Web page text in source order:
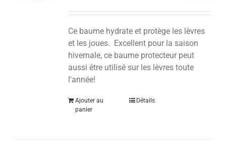
Ce baume hydrate et protège les lèvres
et les joues. Excellent pour la saison
hivernale, ce baume protecteur peut
aussi être utilisé sur les lèvres toute
l'année!
Ajouter au
panier
Détails